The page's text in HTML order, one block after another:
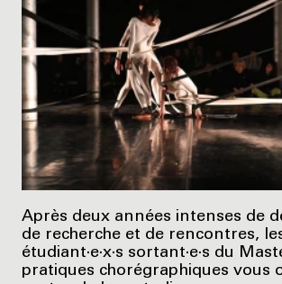
Après deux années intenses de
de recherche et de rencontres,
étudiant·e·x·s sortant·e·s du
pratiques chorégraphiques vous